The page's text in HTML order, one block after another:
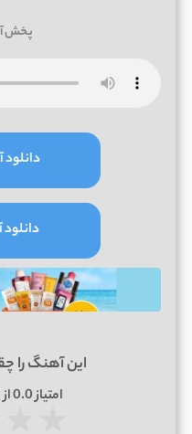
پخش
دانلود
دانلود
این آهنگ را
امتیاز0.0از 5 | بر اساس